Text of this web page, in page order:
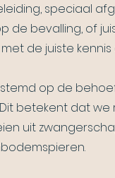
speciaal
de bevalling, of
de juiste kennis
op de
betekent dat
uit